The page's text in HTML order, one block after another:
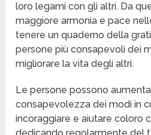
loro legami con gli altri. Da
maggiore armonia e pace
tenere un quaderno della
persone più consapevoli dei
migliorare la vita degli altri.
Le persone possono
consapevolezza dei modi in
incoraggiare e aiutare coloro